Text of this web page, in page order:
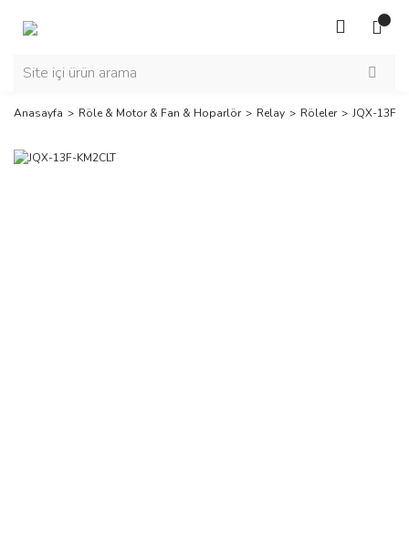
Anasayfa Röle & Motor & Fan & Hoparlör Relay Röleler JQX-13F-